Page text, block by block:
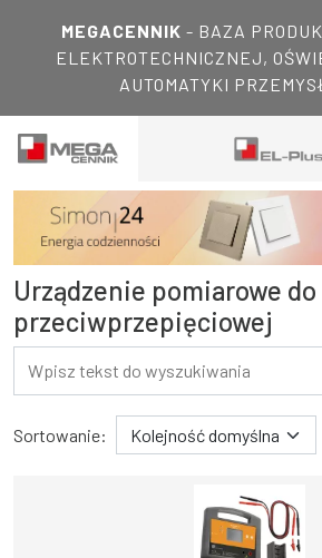
MEGACENNIK - BAZA
ELEKTROTECHNICZNEJ,
AUTOMATYKI
Urządzenie pomiarowe
przeciwprzepięciowej
Wyniki wyszukiwania
Sortowanie: